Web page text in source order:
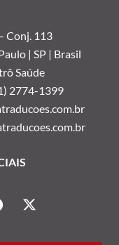
Conj. 113
| SP | Brasil
Saúde
2774-1399